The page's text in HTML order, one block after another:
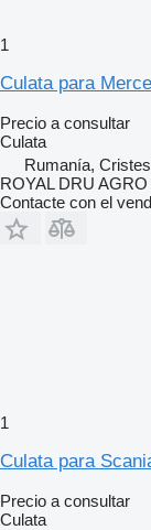
1
Culata para
Precio a consultar
Culata
Rumanía,
ROYAL DRU AGRO
Contacte con el
1
Culata para
Precio a consultar
Culata